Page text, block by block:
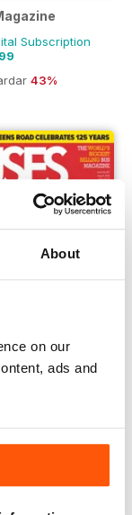
About
on our
ads and
Subscription
43%
Subscription